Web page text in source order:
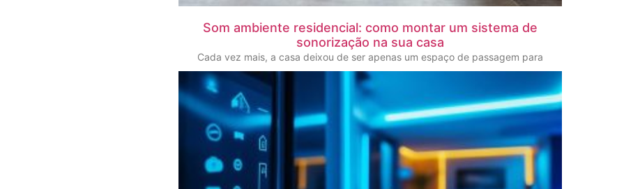
Som ambiente residencial: como montar um sistema de
sonorização na sua casa
Cada vez mais, a casa deixou de ser apenas um espaço de passagem para